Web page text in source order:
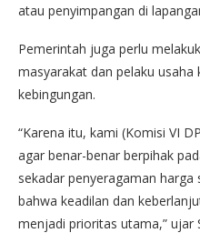
atau penyimpangan di
Pemerintah juga perlu
masyarakat dan pelaku
kebingungan.
“Karena itu, kami (Komisi VI
agar benar-benar berpihak
sekadar penyeragaman
bahwa keadilan dan
menjadi prioritas utama,” ujar